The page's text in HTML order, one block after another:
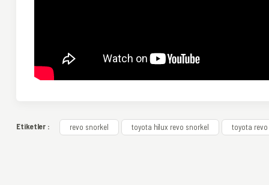
Bu ürünün fiyat bilgisi, resim, ürün açıklamalarında ve diğer konularda
Görüş ve önerileriniz için teşekkür ederiz.
Etiketler : revo snorkel toyota hilux revo snorkel toyota